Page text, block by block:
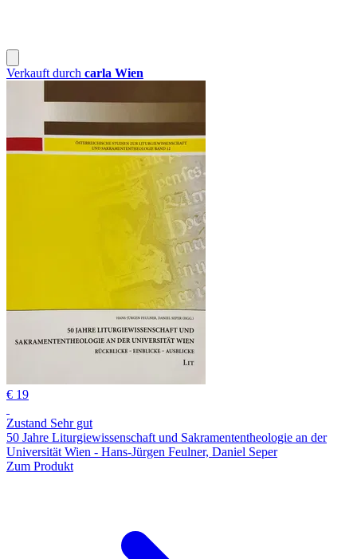
Verkauft durch carla Wien
€ 19
Zustand Sehr gut
50 Jahre Liturgiewissenschaft und Sakramententheologie an der
Universität Wien - Hans-Jürgen Feulner, Daniel Seper
Zum Produkt